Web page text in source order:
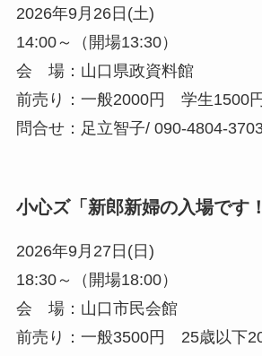
2026年9月26日(土)
14:00～（開場13:30）
会 場：山口県政資料館
前売り：一般2000円 学生1500
問合せ：足立智子/ 090-4804-
小心ズ「新郎新婦の入場です！
2026年9月27日(日)
18:30～（開場18:00）
会 場：山口市民会館
前売り：一般3500円 25歳以下